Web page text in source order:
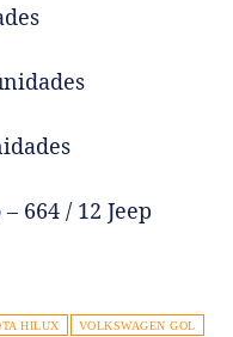
664 / 12 Jeep
HILUX VOLKSWAGEN GOL